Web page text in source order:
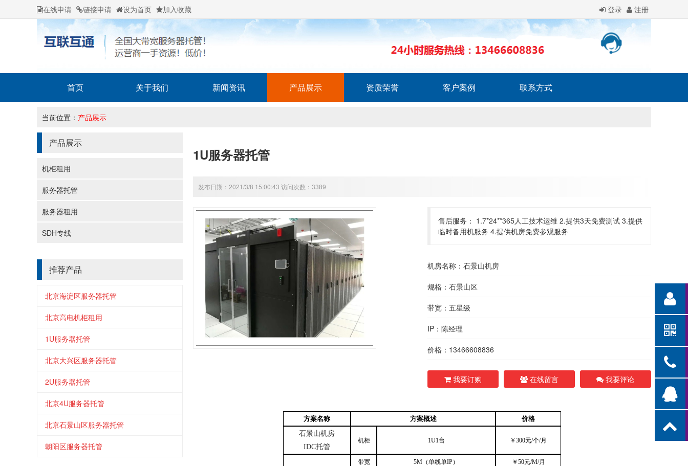
在线申请 链接申请 设为首页 加入收藏 登录 注册
首页 关于我们 新闻资讯 产品展示 资质荣誉 客户案例 联系方式
当前位置： 产品展示
产品展示
机柜租用
服务器托管
服务器租用
SDH专线
推荐产品
北京海淀区服务器托管
北京高电机柜租用
1U服务器托管
北京大兴区服务器托管
2U服务器托管
北京4U服务器托管
北京石景山区服务器托管
朝阳区服务器托管
1U服务器托管
发布日期：2021/3/8 15:00:43 访问次数：3389
售后服务： 1.7*24**365人工技术运维 2.提供3天免费测试 3.提供
临时备用机服务 4.提供机房免费参观服务
机房名称：石景山机房
规格：石景山区
带宽：五星级
IP：陈经理
价格：13466608836
我要订购 在线留言 我要评论
方案名称 方案概述
价格
石景山机房
IDC托管
机柜 1U1台 ￥ 300元/个/月
带宽 5M（单线单IP） ￥ 50元/M/月